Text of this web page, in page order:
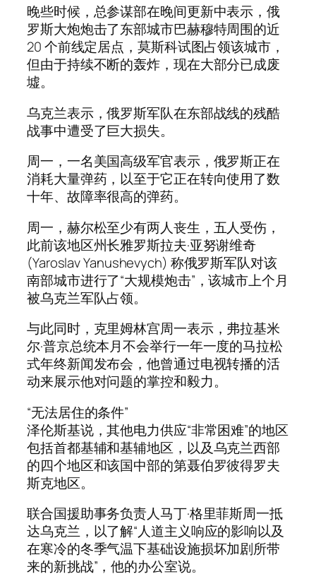
晚些时候，总参谋部在晚间更新中表示，俄
罗斯大炮炮击了东部城市巴赫穆特周围的近
20 个前线定居点，莫斯科试图占领该城市，
但由于持续不断的轰炸，现在大部分已成废
墟。
乌克兰表示，俄罗斯军队在东部战线的残酷
战事中遭受了巨大损失。
周一，一名美国高级军官表示，俄罗斯正在
消耗大量弹药，以至于它正在转向使用了数
十年、故障率很高的弹药。
周一，赫尔松至少有两人丧生，五人受伤，
此前该地区州长雅罗斯拉夫·亚努谢维奇
(Yaroslav Yanushevych) 称俄罗斯军队对该
南部城市进行了“大规模炮击”，该城市上个月
被乌克兰军队占领。
与此同时，克里姆林宫周一表示，弗拉基米
尔·普京总统本月不会举行一年一度的马拉松
式年终新闻发布会，他曾通过电视转播的活
动来展示他对问题的掌控和毅力。
“无法居住的条件”
泽伦斯基说，其他电力供应“非常困难”的地区
包括首都基辅和基辅地区，以及乌克兰西部
的四个地区和该国中部的第聂伯罗彼得罗夫
斯克地区。
联合国援助事务负责人马丁·格里菲斯周一抵
达乌克兰，以了解“人道主义响应的影响以及
在寒冷的冬季气温下基础设施损坏加剧所带
来的新挑战”，他的办公室说。